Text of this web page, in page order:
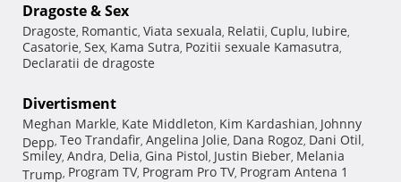
Dragoste & Sex
Dragoste, Romantic, Viata sexuala, Relatii, Cuplu, Iubire,
Casatorie, Sex, Kama Sutra, Pozitii sexuale Kamasutra,
Declaratii de dragoste
Divertisment
Meghan Markle, Kate Middleton, Kim Kardashian, Johnny
Depp, Teo Trandafir, Angelina Jolie, Dana Rogoz, Dani Otil,
Smiley, Andra, Delia, Gina Pistol, Justin Bieber, Melania
Trump, Program TV, Program Pro TV, Program Antena 1